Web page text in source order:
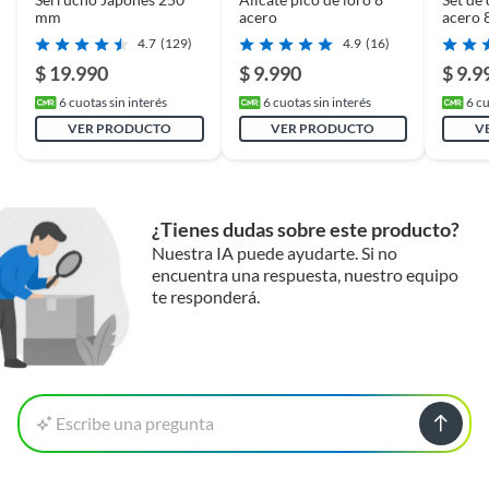
rubros
En este video le mostramos toda la amplia variedad de
Herramientas que Redline tiene para usted: hachas,
martillos, alicates, atornilladores y aprenda de ellos qué
significan sus colores amarillo y rojo.
mm
4.7 (129)
$ 19.990
6cuotas sin interés
VER PRODUCTO
acero
4.9 (16)
$ 9.990
6cuotas sin interés
VER PRODUCTO
acero
$
6
¿Tienes dudas sobre este producto?
Nuestra IA puede ayudarte. Si no
encuentra una respuesta, nuestro equipo
te responderá.
Escribe una pregunta